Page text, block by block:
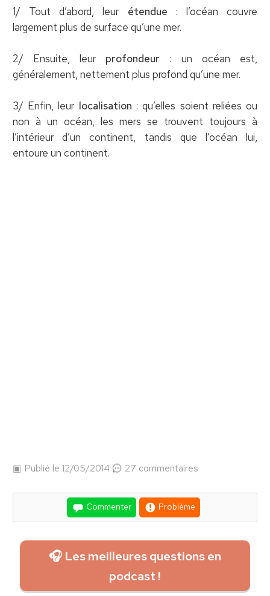
1/ Tout d’abord, leur étendue : l’océan couvre
largement plus de surface qu’une mer.
2/ Ensuite, leur profondeur : un océan est,
généralement, nettement plus profond qu’une mer.
3/ Enfin, leur localisation : qu’elles soient reliées ou
non à un océan, les mers se trouvent toujours à
l’intérieur d’un continent, tandis que l’océan lui,
entoure un continent.
Publié le 12/05/2014 27 commentaires
Commenter Problème
🎧 Les meilleures questions en
podcast !